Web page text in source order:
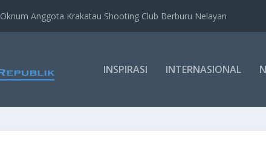
Oknum Anggota Krakatau Shooting Club Berburu Nelayan
INSPIRASI INTERNASIONAL